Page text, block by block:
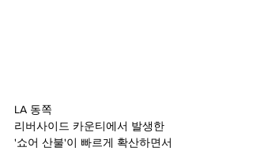
LA 동쪽
리버사이드 카운티에서 발생한
'쇼어 산불'이 빠르게 확산하면서